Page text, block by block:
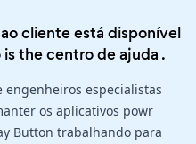
cliente está disponível
is thecentro de ajuda .
engenheiros especialistas
os aplicativos powr
Button trabalhando para